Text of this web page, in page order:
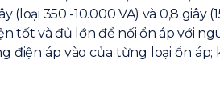
(loại 350 -10.000 VA) và 0,8 giây
tốt và đủ lớn để nối ổn áp với
áp vào của từng loại ổn